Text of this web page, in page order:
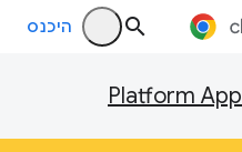
היכנס
Platform